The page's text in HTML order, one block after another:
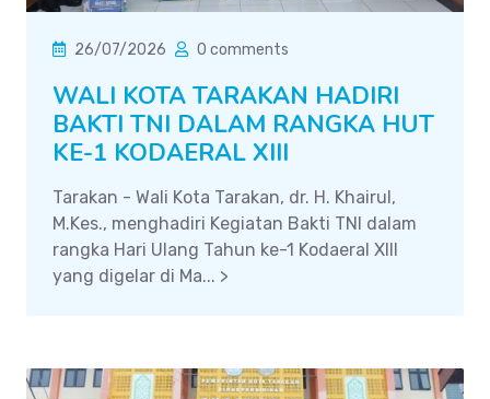
26/07/2026 0 comments
WALI KOTA TARAKAN HADIRI
BAKTI TNI DALAM RANGKA HUT
KE-1 KODAERAL XIII
Tarakan - Wali Kota Tarakan, dr. H. Khairul,
M.Kes., menghadiri Kegiatan Bakti TNI dalam
rangka Hari Ulang Tahun ke-1 Kodaeral XIII
yang digelar di Ma... >